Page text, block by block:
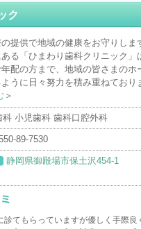
ク
提供で地域の健康をお守りしま
る「ひまわり歯科クリニック」
配の方まで、地域の皆さまのホ
うに日々努力を積み重ねており
＞
科 小児歯科 歯科口腔外科
89-7530
静岡県御殿場市保土沢454-1
診てもらっていますが優しく手際